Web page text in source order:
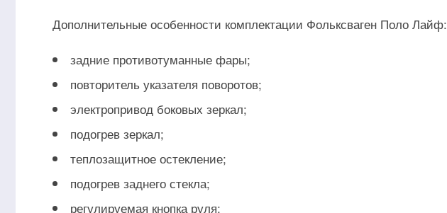
Дополнительные особенности комплектации Фольксваген Поло Лайф:
задние противотуманные фары;
повторитель указателя поворотов;
электропривод боковых зеркал;
подогрев зеркал;
теплозащитное остекление;
подогрев заднего стекла;
регулируемая кнопка руля;